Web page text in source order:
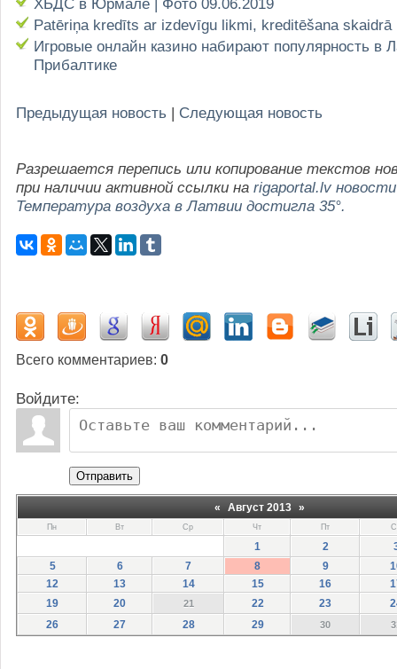
Patēriņa kredīts ar izdevīgu likmi, kreditēšana skaidrā
Игровые онлайн казино набирают популярность в
Прибалтике
Предыдущая новость | Следующая новость
Разрешается перепись или копирование текстов
при наличии активной ссылки на rigaportal.lv новости
Температура воздуха в Латвии достигла 35°.
Всего комментариев: 0
Войдите:
Отправить
« Август 2013 »
Пн Вт Ср Чт Пт
1 2
5
6 7 8 9
12
13 14 15 16
19
20 21 22 23
26
27 28 29 30